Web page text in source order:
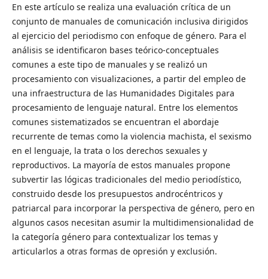
En este artículo se realiza una evaluación crítica de un
conjunto de manuales de comunicación inclusiva dirigidos
al ejercicio del periodismo con enfoque de género. Para el
análisis se identificaron bases teórico-conceptuales
comunes a este tipo de manuales y se realizó un
procesamiento con visualizaciones, a partir del empleo de
una infraestructura de las Humanidades Digitales para
procesamiento de lenguaje natural. Entre los elementos
comunes sistematizados se encuentran el abordaje
recurrente de temas como la violencia machista, el sexismo
en el lenguaje, la trata o los derechos sexuales y
reproductivos. La mayoría de estos manuales propone
subvertir las lógicas tradicionales del medio periodístico,
construido desde los presupuestos androcéntricos y
patriarcal para incorporar la perspectiva de género, pero en
algunos casos necesitan asumir la multidimensionalidad de
la categoría género para contextualizar los temas y
articularlos a otras formas de opresión y exclusión.